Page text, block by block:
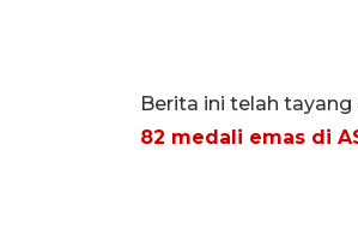
Berita ini telah
82 medali emas di